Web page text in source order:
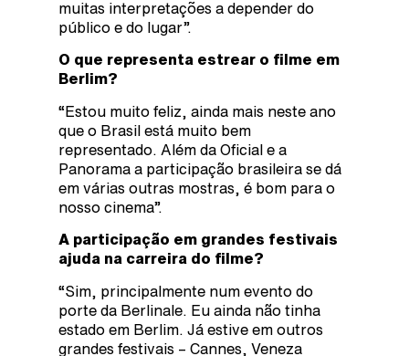
muitas interpretações a depender do
público e do lugar”.
O que representa estrear o filme em
Berlim?
“Estou muito feliz, ainda mais neste ano
que o Brasil está muito bem
representado. Além da Oficial e a
Panorama a participação brasileira se dá
em várias outras mostras, é bom para o
nosso cinema”.
A participação em grandes festivais
ajuda na carreira do filme?
“Sim, principalmente num evento do
porte da Berlinale. Eu ainda não tinha
estado em Berlim. Já estive em outros
grandes festivais – Cannes, Veneza